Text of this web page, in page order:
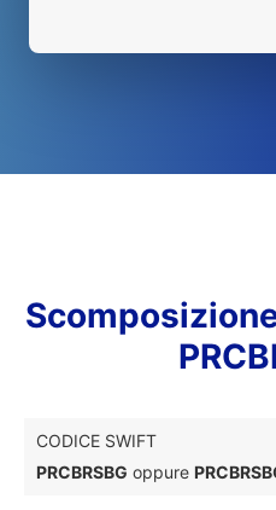
CODICE SWIFT
PRCBRSBG oppure